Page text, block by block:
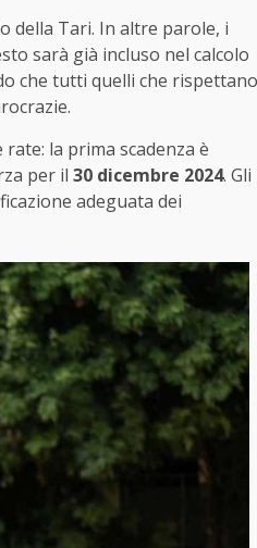
della Tari. In altre parole, i
sarà già incluso nel calcolo
che tutti quelli che rispettano
la prima scadenza è
per il 30 dicembre 2024. Gli
adeguata dei